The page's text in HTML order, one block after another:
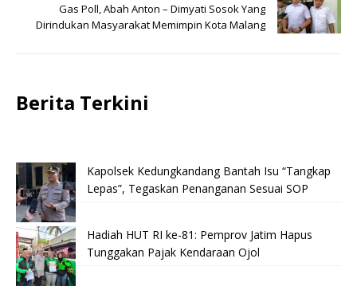
Gas Poll, Abah Anton – Dimyati Sosok Yang
Dirindukan Masyarakat Memimpin Kota Malang
Berita Terkini
Kapolsek Kedungkandang Bantah Isu “Tangkap
Lepas”, Tegaskan Penanganan Sesuai SOP
Hadiah HUT RI ke-81: Pemprov Jatim Hapus
Tunggakan Pajak Kendaraan Ojol